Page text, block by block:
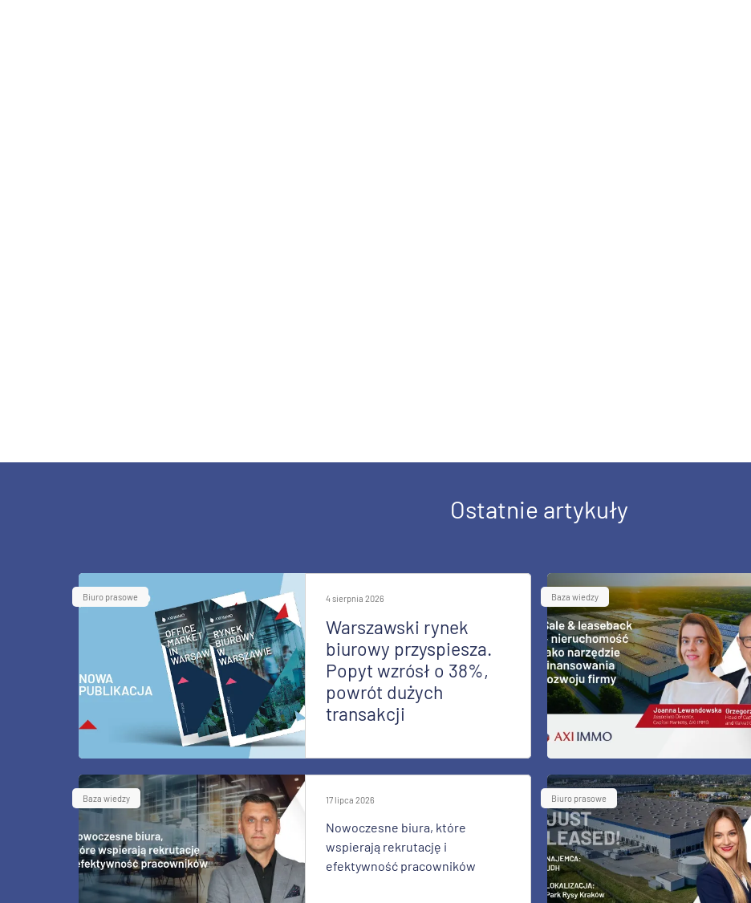
Ostatnie artykuły
Biuro prasowe 4 sierpnia 2026
Warszawski rynek
biurowy przyspiesza.
Popyt wzrósł o 38%,
powrót dużych
transakcji
Baza wiedzy
Baza wiedzy 17 lipca 2026
Nowoczesne biura, które
wspierają rekrutację i
efektywność pracowników
Biuro prasowe